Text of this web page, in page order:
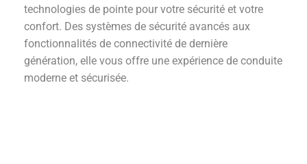
technologies de pointe pour votre sécurité et votre
confort. Des systèmes de sécurité avancés aux
fonctionnalités de connectivité de dernière
génération, elle vous offre une expérience de conduite
moderne et sécurisée.